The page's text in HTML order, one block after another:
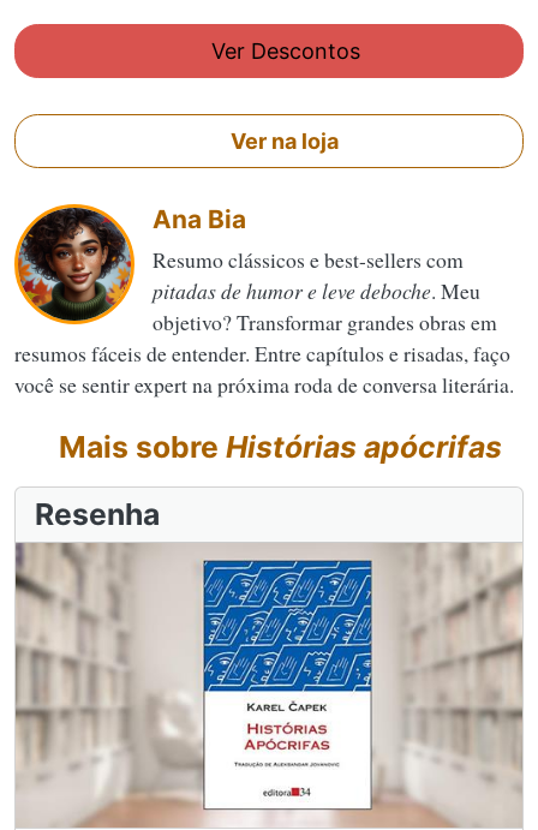
Ver Descontos
Ver na loja
Ana Bia
Resumo clássicos e best-sellers com
pitadas de humor e leve deboche. Meu
objetivo? Transformar grandes obras em
resumos fáceis de entender. Entre capítulos e risadas, faço
você se sentir expert na próxima roda de conversa literária.
Mais sobre Histórias apócrifas
Resenha